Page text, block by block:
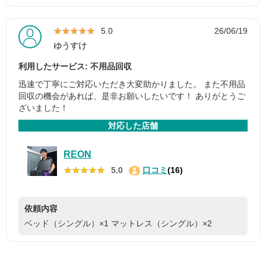
★★★★★
★★★★★ 5.0
26/06/19
ゆうすけ
利用したサービス: 不用品回収
迅速で丁寧にご対応いただき大変助かりました。 また不用品
回収の機会があれば、是非お願いしたいです！ ありがとうご
ざいました！
対応した店舗
REON
★★★★★
★★★★★ 5.0 口コミ (16)
依頼内容
ベッド（シングル）×1 マットレス（シングル）×2